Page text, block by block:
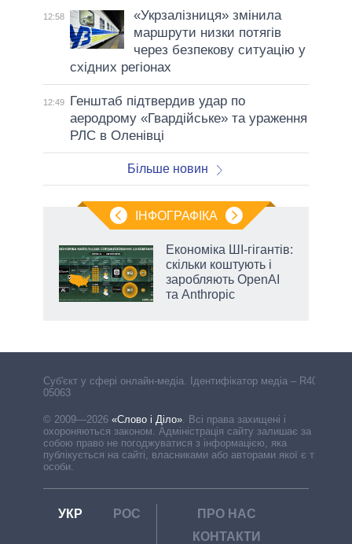
12:58
«Укрзалізниця» змінила
маршрути низки потягів
через безпекову ситуацію у
східних регіонах
12:49
Генштаб підтвердив удар по
аеродрому «Гвардійське» та ураження
РЛС в Оленівці
Більше новин
ІНФОГРАФІКА
Економіка ШІ-гігантів:
скільки коштують і
заробляють OpenAI
та Anthropic
Cуб'єкт у сфері онлайн-медіа. Ідентифікатор медіа – R40-
05063
© 2009—2026 «Слово і Діло». Всі права захищені і
охороняються законом. Адміністрація сайту залишає за
собою право не погоджуватися з інформацією, яка
публікується на сайті, власниками або авторами якої є треті
особи.
УКР РОС
ПРО НАС
КОНТАКТИ